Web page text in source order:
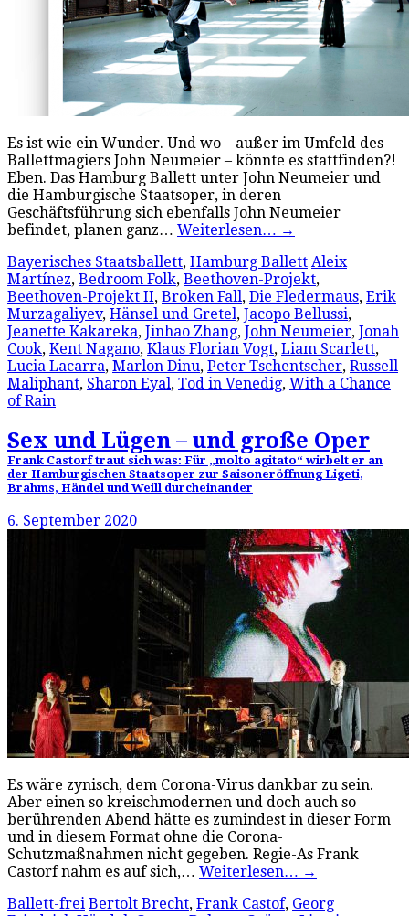
Es ist wie ein Wunder. Und wo – außer im Umfeld des
Ballettmagiers John Neumeier – könnte es stattfinden?!
Eben. Das Hamburg Ballett unter John Neumeier und
die Hamburgische Staatsoper, in deren
Geschäftsführung sich ebenfalls John Neumeier
befindet, planen ganz… Weiterlesen… →
Bayerisches Staatsballett, Hamburg Ballett Aleix
Martínez, Bedroom Folk, Beethoven-Projekt,
Beethoven-Projekt II, Broken Fall, Die Fledermaus, Erik
Murzagaliyev, Hänsel und Gretel, Jacopo Bellussi,
Jeanette Kakareka, Jinhao Zhang, John Neumeier, Jonah
Cook, Kent Nagano, Klaus Florian Vogt, Liam Scarlett,
Lucia Lacarra, Marlon Dinu, Peter Tschentscher, Russell
Maliphant, Sharon Eyal, Tod in Venedig, With a Chance
of Rain
Sex und Lügen – und große Oper
Frank Castorf traut sich was: Für „molto agitato“ wirbelt er an
der Hamburgischen Staatsoper zur Saisoneröffnung Ligeti,
Brahms, Händel und Weill durcheinander
6. September 2020
Es wäre zynisch, dem Corona-Virus dankbar zu sein.
Aber einen so kreischmodernen und doch auch so
berührenden Abend hätte es zumindest in dieser Form
und in diesem Format ohne die Corona-
Schutzmaßnahmen nicht gegeben. Regie-As Frank
Castorf nahm es auf sich,… Weiterlesen… →
Ballett-frei Bertolt Brecht, Frank Castof, Georg